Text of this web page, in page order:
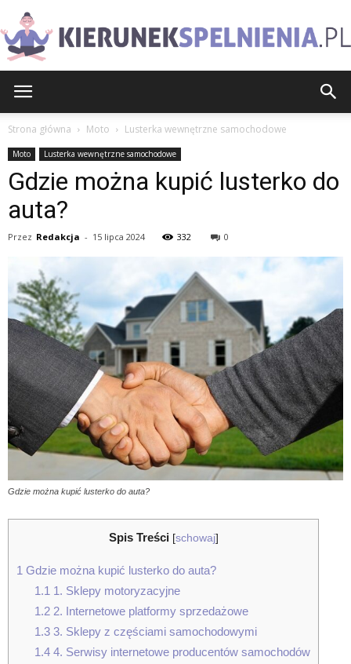
Strona główna Moto Lusterka wewnętrzne samochodowe
Moto Lusterka wewnętrzne samochodowe
Gdzie można kupić lusterko do
auta?
Przez Redakcja - 15 lipca 2024 332 0
Gdzie można kupić lusterko do auta?
Spis Treści [schowaj]
1 Gdzie można kupić lusterko do auta?
1.1 1. Sklepy motoryzacyjne
1.22. Internetowe platformy sprzedażowe
1.33. Sklepy z częściami samochodowymi
1.44. Serwisy internetowe producentów samochodów